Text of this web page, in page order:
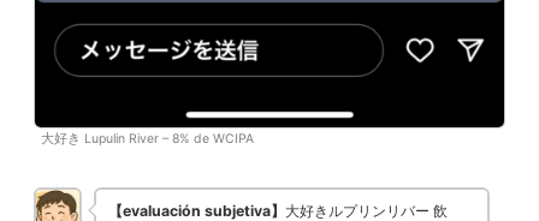
大好き Lupulin River – 8% de WCIPA
【evaluación subjetiva】 大好きルプリンリバー 飲